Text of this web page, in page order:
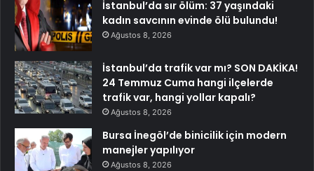
İstanbul’da sır ölüm: 37 yaşındaki
kadın savcının evinde ölü bulundu!
Ağustos 8, 2026
İstanbul’da trafik var mı? SON DAKİKA!
24 Temmuz Cuma hangi ilçelerde
trafik var, hangi yollar kapalı?
Ağustos 8, 2026
Bursa İnegöl’de binicilik için modern
manejler yapılıyor
Ağustos 8, 2026